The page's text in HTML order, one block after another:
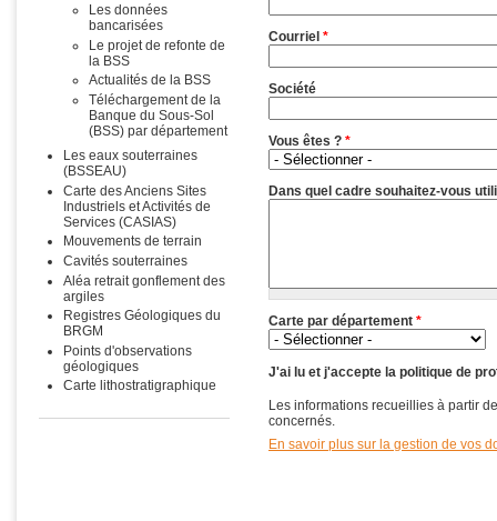
Les données
bancarisées
Le projet de refonte de
la BSS
Actualités de la BSS
Téléchargement de la
Banque du Sous-Sol
(BSS) par département
Les eaux souterraines
(BSSEAU)
Carte des Anciens Sites
Industriels et Activités de
Services (CASIAS)
Mouvements de terrain
Cavités souterraines
Aléa retrait gonflement des
argiles
Registres Géologiques du
BRGM
Points d'observations
géologiques
Carte lithostratigraphique
Courriel *
Société
Vous êtes ? *
Dans quel cadre souhaitez-vous
Carte par département *
J'ai lu et j'accepte la politique de
Les informations recueillies à partir
concernés.
En savoir plus sur la gestion de vos